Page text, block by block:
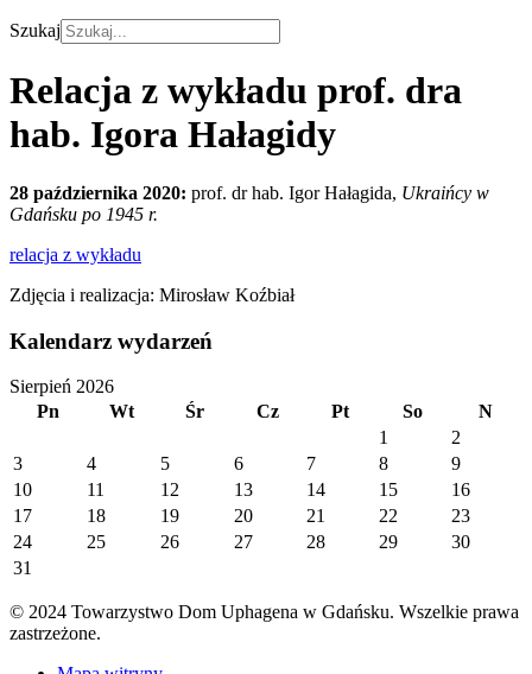
Szukaj
Relacja z wykładu prof. dra
hab. Igora Hałagidy
28 października 2020: prof. dr hab. Igor Hałagida, Ukraińcy w
Gdańsku po 1945 r.
relacja z wykładu
Zdjęcia i realizacja: Mirosław Koźbiał
Kalendarz wydarzeń
Sierpień 2026
Pn
Wt Śr Cz Pt So
N
1
2
3
4 5 6 7 8
9
10
11 12 13 14 15
16
17
18 19 20 21 22
23
24
25 26 27 28 29
30
31
© 2024 Towarzystwo Dom Uphagena w Gdańsku. Wszelkie prawa
zastrzeżone.